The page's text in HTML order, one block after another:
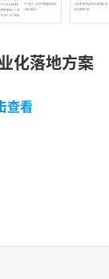
化落地方案
查看